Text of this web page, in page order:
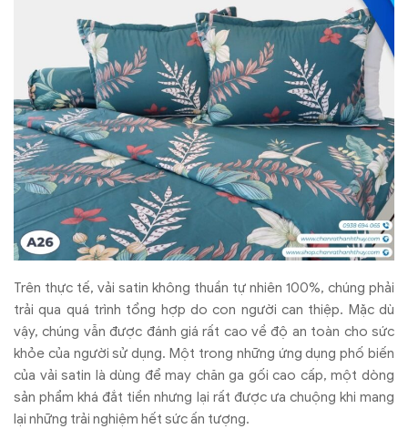
Trên thực tế, vải satin không thuần tự nhiên 100%, chúng phải
trải qua quá trình tổng hợp do con người can thiệp. Mặc dù
vậy, chúng vẫn được đánh giá rất cao về độ an toàn cho sức
khỏe của người sử dụng. Một trong những ứng dụng phố biến
của vải satin là dùng để may chăn ga gối cao cấp, một dòng
sản phẩm khá đắt tiền nhưng lại rất được ưa chuộng khi mang
lại những trải nghiệm hết sức ấn tượng.